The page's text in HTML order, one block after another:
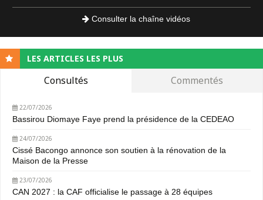
Consulter la chaîne vidéos
LES ARTICLES LES PLUS
Consultés Commentés
22/07/2026
Bassirou Diomaye Faye prend la présidence de la CEDEAO
24/07/2026
Cissé Bacongo annonce son soutien à la rénovation de la
Maison de la Presse
23/07/2026
CAN 2027 : la CAF officialise le passage à 28 équipes